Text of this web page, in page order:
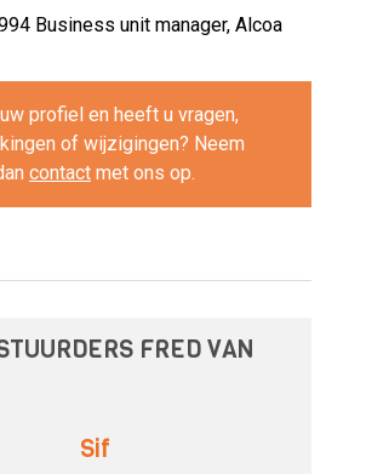
Business unit manager, Alcoa
profiel en heeft u vragen,
of wijzigingen? Neem
contact met ons op.
FRED VAN
Sif